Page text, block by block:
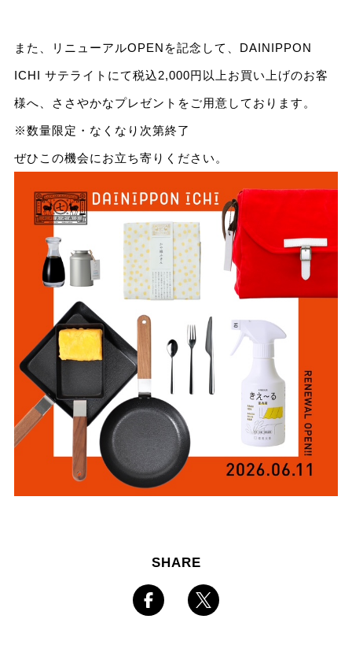
また、リニューアルOPENを記念して、DAINIPPON
ICHI サテライトにて税込2,000円以上お買い上げのお客
様へ、ささやかなプレゼントをご用意しております。
※数量限定・なくなり次第終了
ぜひこの機会にお立ち寄りください。
SHARE